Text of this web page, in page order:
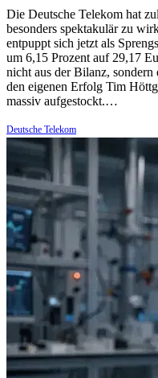
Die Deutsche Telekom hat
besonders spektakulär zu
entpuppt sich jetzt als
um 6,15 Prozent auf 29,17
nicht aus der Bilanz,
den eigenen Erfolg Tim
massiv aufgestockt.…
Deutsche Telekom